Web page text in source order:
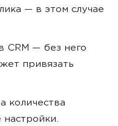
— в этом случае
CRM — без него
привязать
количества
настройки.